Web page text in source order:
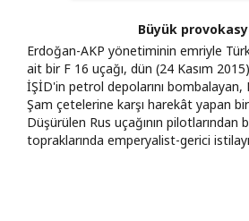
Büyük
Erdoğan-AKP yönetiminin emriyle
ait bir F 16 uçağı, dün (24 Kasım
İŞİD'in petrol depolarını bombalayan,
Şam çetelerine karşı harekât yapan bir
Düşürülen Rus uçağının pilotlarından
topraklarında emperyalist-gerici